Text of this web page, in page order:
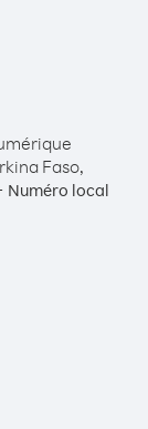
Faso,
Numéro local